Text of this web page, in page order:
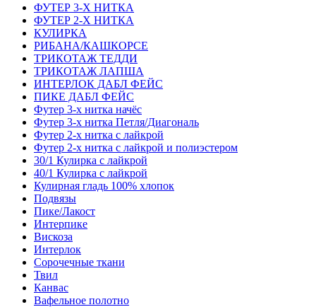
ФУТЕР 3-Х НИТКА
ФУТЕР 2-Х НИТКА
КУЛИРКА
РИБАНА/КАШКОРСЕ
ТРИКОТАЖ ТЕДДИ
ТРИКОТАЖ ЛАПША
ИНТЕРЛОК ДАБЛ ФЕЙС
ПИКЕ ДАБЛ ФЕЙС
Футер 3-х нитка начёс
Футер 3-х нитка Петля/Диагональ
Футер 2-х нитка с лайкрой
Футер 2-х нитка с лайкрой и полиэстером
30/1 Кулирка с лайкрой
40/1 Кулирка с лайкрой
Кулирная гладь 100% хлопок
Подвязы
Пике/Лакост
Интерпике
Вискоза
Интерлок
Сорочечные ткани
Твил
Канвас
Вафельное полотно